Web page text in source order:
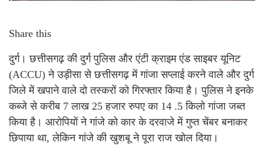
Share this
दुर्ग। छत्तीसगढ़ की दुर्ग पुलिस और एंटी क्राइम एंड साइबर यूनिट
(ACCU) ने उड़ीसा से छत्तीसगढ़ में गांजा सप्लाई करने वाले और दुर्ग
जिले में खपाने वाले दो तस्करों को गिरफ्तार किया है। पुलिस ने इनके
कब्जे से करीब 7 लाख 25 हजार रुपए का 14 .5 किलो गांजा जब्त
किया है। आरोपियों ने गांजे को कार के दरवाजे में गुप्त चेंबर बनाकर
छिपाया था, लेकिन गांजे की खुशबू ने पूरा राज खोल दिया।